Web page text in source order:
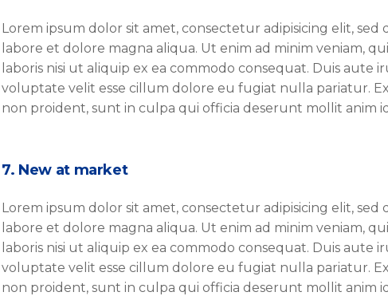
Lorem ipsum dolor sit amet, consectetur adipisicing elit,
labore et dolore magna aliqua. Ut enim ad minim veniam,
laboris nisi ut aliquip ex ea commodo consequat. Duis aute
voluptate velit esse cillum dolore eu fugiat nulla pariatur.
non proident, sunt in culpa qui officia deserunt mollit anim
7. New at market
Lorem ipsum dolor sit amet, consectetur adipisicing elit,
labore et dolore magna aliqua. Ut enim ad minim veniam,
laboris nisi ut aliquip ex ea commodo consequat. Duis aute
voluptate velit esse cillum dolore eu fugiat nulla pariatur.
non proident, sunt in culpa qui officia deserunt mollit anim